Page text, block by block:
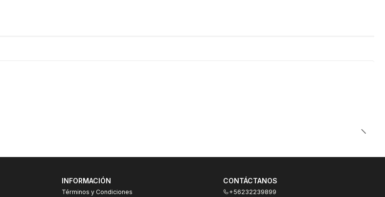
INFORMACIÓN
Términos y Condiciones
CONTÁCTANOS
+56232239899